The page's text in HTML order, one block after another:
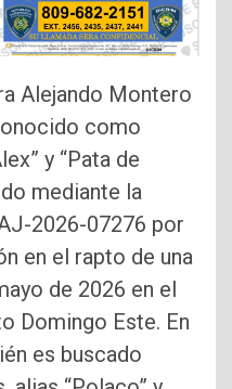
Alejando Montero
como
y “Pata de
mediante la
2026-07276 por
en el rapto de una
de 2026 en el
Domingo Este. En
es buscado